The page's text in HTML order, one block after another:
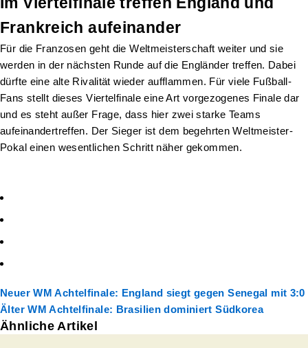
Frankreich aufeinander
Für die Franzosen geht die Weltmeisterschaft weiter und sie
werden in der nächsten Runde auf die Engländer treffen. Dabei
dürfte eine alte Rivalität wieder aufflammen. Für viele Fußball-
Fans stellt dieses Viertelfinale eine Art vorgezogenes Finale dar
und es steht außer Frage, dass hier zwei starke Teams
aufeinandertreffen. Der Sieger ist dem begehrten Weltmeister-
Pokal einen wesentlichen Schritt näher gekommen.
Neuer WM Achtelfinale: England siegt gegen Senegal mit 3:0
Älter WM Achtelfinale: Brasilien dominiert Südkorea
Ähnliche Artikel